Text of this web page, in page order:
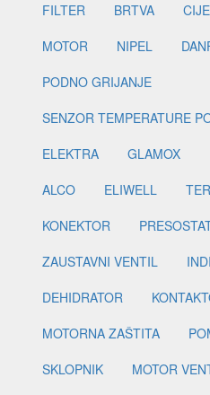
FILTER
BRTVA
MOTOR
NIPEL
PODNO GRIJANJE
SENZOR TEMPERATURE
ELEKTRA
GLAMOX
ALCO
ELIWELL
KONEKTOR
ZAUSTAVNI VENTIL
DEHIDRATOR
MOTORNA ZAŠTITA
SKLOPNIK
MOTOR